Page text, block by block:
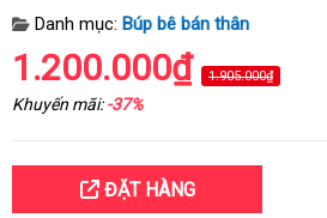
Danh mục: Búp bê bán thân
1.200.000₫ 1.905.000₫
Khuyến mãi:-37%
ĐẶT HÀNG